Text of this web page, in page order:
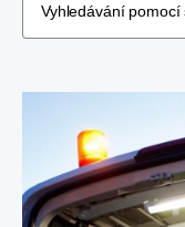
Vyhledávání